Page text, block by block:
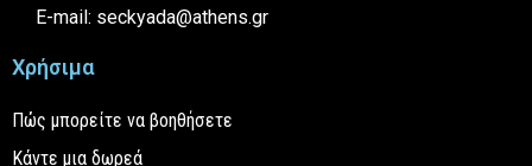
E-mail: seckyada@athens.gr
Χρήσιμα
Πώς μπορείτε να βοηθήσετε
Κάντε μια δωρεά